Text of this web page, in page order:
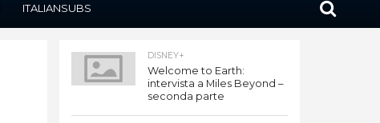
ITALIANSUBS
DISNEY+
Welcome to Earth:
intervista a Miles Beyond –
seconda parte